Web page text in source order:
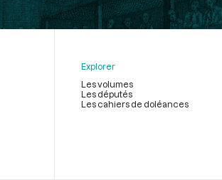
Explorer
Les volumes
Les députés
Les cahiers de doléances